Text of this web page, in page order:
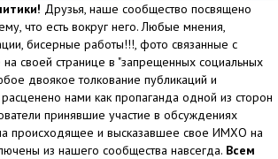
Друзья, наше сообщество посвящено
что есть вокруг него. Любые мнения,
бисерные работы!!!, фото связанные с
на своей странице в "запрещенных социальных
двоякое толкование публикаций и
нами как пропаганда одной из сторон
принявшие участие в обсуждениях
происходящее и высказавшее свое ИМХО на
из нашего сообщества навсегда. Всем